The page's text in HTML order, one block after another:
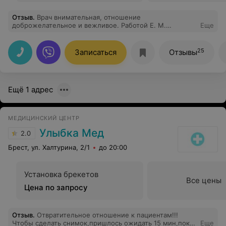
Отзыв. Врач внимательная, отношение
доброжелательное и вежливое. Работой Е. М.
высоком, уровне.
Еще
Записаться Отзывы25
Ещё 1 адрес
МЕДИЦИНСКИЙ ЦЕНТР
2.0 Улыбка Мед
Брест, ул. Халтурина, 2/1 до 20:00
Установка брекетов
Цена по запросу
Все цены
Отзыв. Отвратительное отношение к пациентам!!!
Чтобы сделать снимок,пришлось ожидать 15 мин,пока
Еще